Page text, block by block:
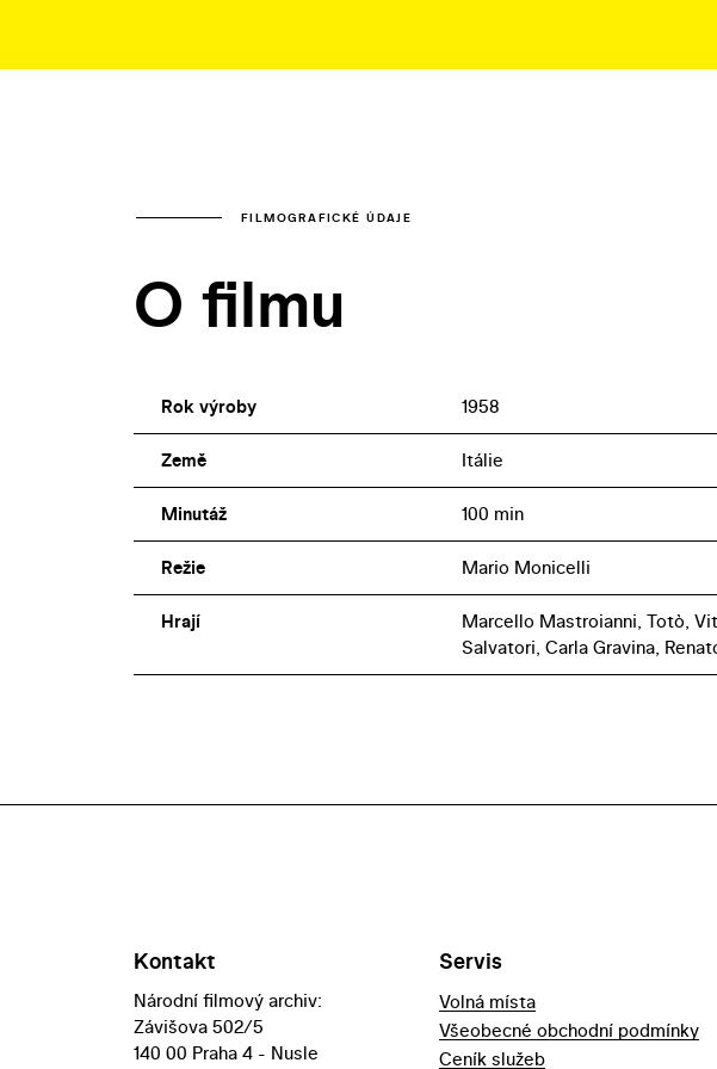
FILMOGRAFICKÉ ÚDAJE
O filmu
Rok výroby 1958
Země Itálie
Minutáž 100 min
Režie Mario Monicelli
Hrají
Marcello Mastroianni, Totò,
Salvatori, Carla Gravina,
Kontakt
Národní filmový archiv:
Závišova 502/5
140 00 Praha 4 - Nusle
Servis
Volná místa
Všeobecné obchodní podmínky
Ceník služeb